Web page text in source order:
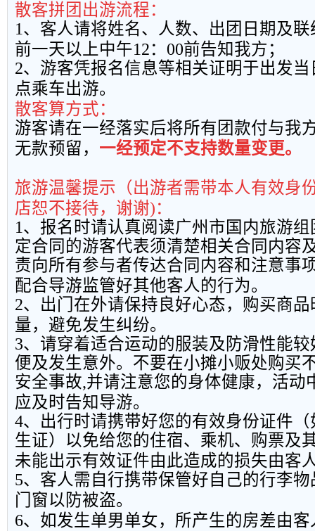
散客拼团出游流程：
1、客人请将姓名、人数、出团日期及
前一天以上中午12： 00前告知我方；
2、游客凭报名信息等相关证明于出发
点乘车出游。
散客算方式：
游客请在一经落实后将所有团款付与我
无款预留， 一经预定不支持数量变更。
旅游温馨提示（出游者需带本人有效身
店恕不接待，谢谢)：
1、报名时请认真阅读广州市国内旅游
定合同的游客代表须清楚相关合同内容
责向所有参与者传达合同内容和注意事
配合导游监管好其他客人的行为。
2、出门在外请保持良好心态，购买商
量，避免发生纠纷。
3、请穿着适合运动的服装及防滑性能
便及发生意外。不要在小摊小贩处购买
安全事故,并请注意您的身体健康，活动
应及时告知导游。
4、出行时请携带好您的有效身份证件
生证）以免给您的住宿、乘机、购票及
未能出示有效证件由此造成的损失由客
5、客人需自行携带保管好自己的行李
门窗以防被盗。
6、如发生单男单女，所产生的房差由客